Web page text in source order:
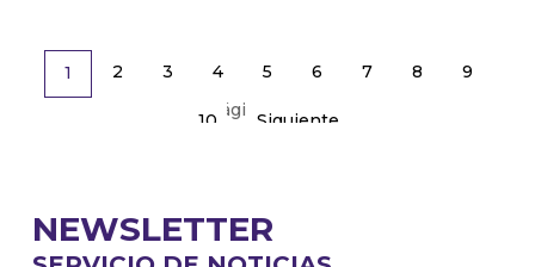
1 2 3 4 5 6 7 8 9
10 Siguiente
Página 1 de 13
NEWSLETTER